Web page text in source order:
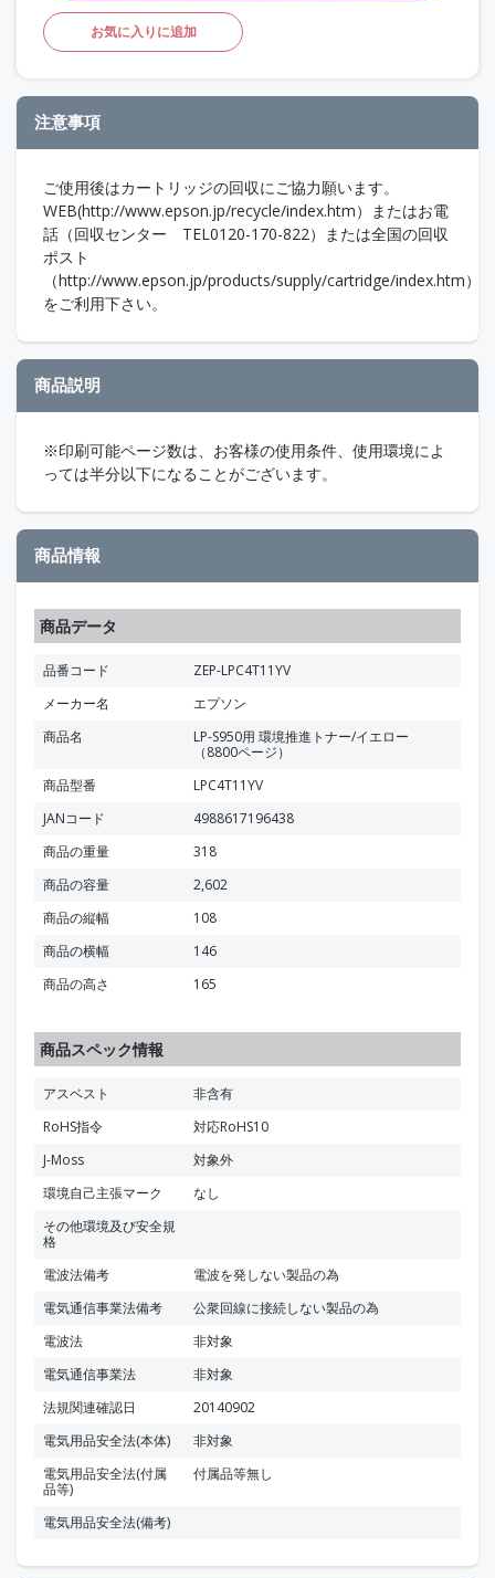
お気に入りに追加
注意事項
ご使用後はカートリッジの回収にご協力願います。
WEB(http://www.epson.jp/recycle/index.htm）またはお電
話（回収センター TEL0120-170-822）または全国の回収
ポスト
（http://www.epson.jp/products/supply/cartridge/index.htm）
をご利用下さい。
商品説明
※印刷可能ページ数は、お客様の使用条件、使用環境によ
っては半分以下になることがございます。
商品情報
商品データ
品番コード
ZEP-LPC4T11YV
メーカー名
エプソン
商品名
LP-S950用 環境推進トナー/イエロー
（8800ページ）
商品型番
LPC4T11YV
JANコード
4988617196438
商品の重量
318
商品の容量
2,602
商品の縦幅
108
商品の横幅
146
商品の高さ
165
商品スペック情報
アスベスト
非含有
RoHS指令
対応RoHS10
J-Moss
対象外
環境自己主張マーク
なし
その他環境及び安全規
格
電波法備考
電波を発しない製品の為
電気通信事業法備考
公衆回線に接続しない製品の為
電波法
非対象
電気通信事業法
非対象
法規関連確認日
20140902
電気用品安全法(本体)
非対象
電気用品安全法(付属
品等)
付属品等無し
電気用品安全法(備考)